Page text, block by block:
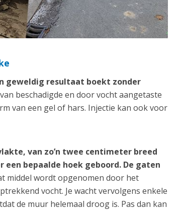
geweldig resultaat boekt zonder
beschadigde en door vocht aangetaste
van een gel of hars. Injectie kan ook voor
van zo’n twee centimeter breed
bepaalde hoek geboord. De gaten
middel wordt opgenomen door het
vocht. Je wacht vervolgens enkele
de muur helemaal droog is. Pas dan kan